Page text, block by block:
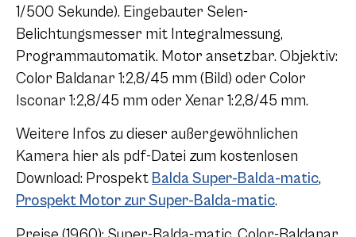
1/500 Sekunde). Eingebauter Selen-
Belichtungsmesser mit Integralmessung,
Programmautomatik. Motor ansetzbar. Objektiv:
Color Baldanar 1:2,8/45 mm (Bild) oder Color
Isconar 1:2,8/45 mm oder Xenar 1:2,8/45 mm.
Weitere Infos zu dieser außergewöhnlichen
Kamera hier als pdf-Datei zum kostenlosen
Download: Prospekt Balda Super-Balda-matic,
Prospekt Motor zur Super-Balda-matic.